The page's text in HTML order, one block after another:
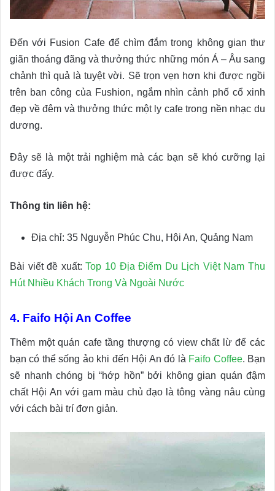
Đến với Fusion Cafe để chìm đắm trong không gian thư
giãn thoáng đãng và thưởng thức những món Á – Âu sang
chảnh thì quả là tuyệt vời. Sẽ trọn vẹn hơn khi được ngồi
trên ban công của Fushion, ngắm nhìn cảnh phố cổ xinh
đẹp về đêm và thưởng thức một ly cafe trong nền nhạc du
dương.
Đây sẽ là một trải nghiệm mà các bạn sẽ khó cưỡng lại
được đấy.
Thông tin liên hệ:
Địa chỉ: 35 Nguyễn Phúc Chu, Hội An, Quảng Nam
Bài viết đề xuất:Top 10 Địa Điểm Du Lịch Việt Nam Thu
Hút Nhiều Khách Trong Và Ngoài Nước
4. Faifo Hội An Coffee
Thêm một quán cafe tầng thượng có view chất lừ để các
bạn có thể sống ảo khi đến Hội An đó là Faifo Coffee. Bạn
sẽ nhanh chóng bị “hớp hồn” bởi không gian quán đậm
chất Hội An với gam màu chủ đạo là tông vàng nâu cùng
với cách bài trí đơn giản.